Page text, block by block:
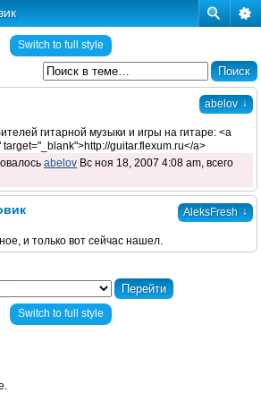
Switch to full style
abelov ↓
гитарной музыки и игры на гитаре: <a
target="_blank">http://guitar.flexum.ru</a>
abelov Вс ноя 18, 2007 4:08 am, всего
AleksFresh ↓
и только вот сейчас нашел.
Switch to full style